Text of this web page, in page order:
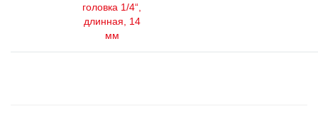
головка 1/4“,
длинная, 14
мм